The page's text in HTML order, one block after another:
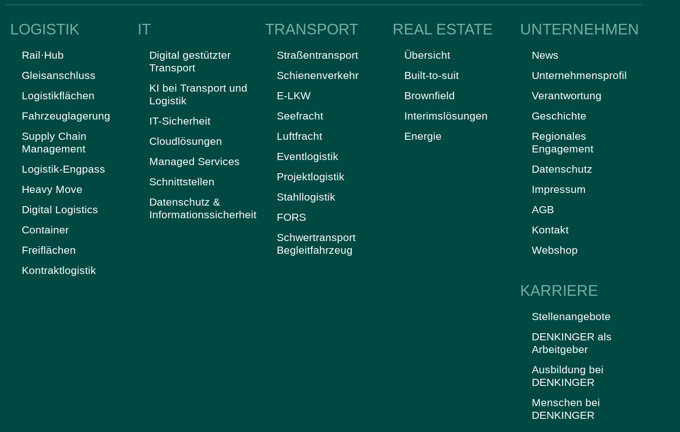
LOGISTIK
Rail·Hub
Gleisanschluss
Logistikflächen
Fahrzeuglagerung
Supply Chain
Management
Logistik-Engpass
Heavy Move
Digital Logistics
Container
Freiflächen
Kontraktlogistik
IT
Digital gestützter
Transport
KI bei Transport und
Logistik
IT-Sicherheit
Cloudlösungen
Managed Services
Schnittstellen
Datenschutz &
Informationssicherheit
TRANSPORT
Straßentransport
Schienenverkehr
E-LKW
Seefracht
Luftfracht
Eventlogistik
Projektlogistik
Stahllogistik
FORS
Schwertransport
Begleitfahrzeug
REAL ESTATE
Übersicht
Built-to-suit
Brownfield
Interimslösungen
Energie
UNTERNEHMEN
News
Unternehmensprofil
Verantwortung
Geschichte
Regionales
Engagement
Datenschutz
Impressum
AGB
Kontakt
Webshop
KARRIERE
Stellenangebote
DENKINGER als
Arbeitgeber
Ausbildung bei
DENKINGER
Menschen bei
DENKINGER